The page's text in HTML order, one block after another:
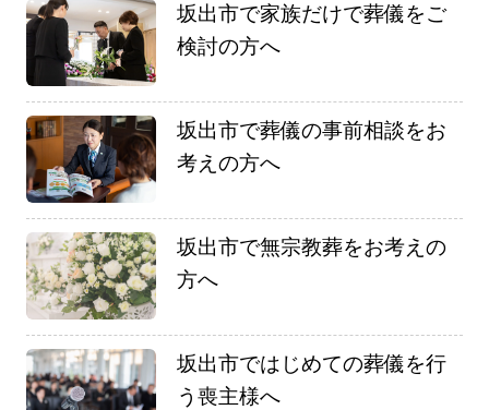
坂出市で家族だけで葬儀をご
検討の方へ
坂出市で葬儀の事前相談をお
考えの方へ
坂出市で無宗教葬をお考えの
方へ
坂出市ではじめての葬儀を行
う喪主様へ